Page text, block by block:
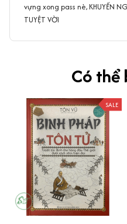
vựng xong pass nè, KHUYẾN
TUYỆT VỜI
Có thể
SALE